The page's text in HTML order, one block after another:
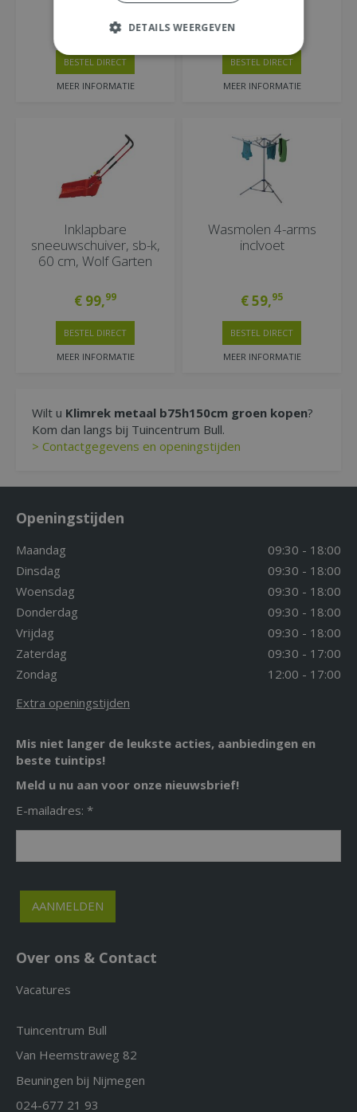
99
MEER INFORMATIE
BESTEL DIRECT
MEER INFORMATIE
BESTEL DIRECT
Inklapbare
sneeuwschuiver, sb-k,
60 cm, Wolf Garten
€ 99,99
MEER INFORMATIE
BESTEL DIRECT
Wasmolen 4-arms
inclvoet
€59,95
MEER INFORMATIE
BESTEL DIRECT
Wilt u Klimrek metaal b75h150cm groen kopen?
Kom dan langs bij Tuincentrum Bull.
> Contactgegevens en openingstijden
Openingstijden
Maandag
09:30 - 18:00
Dinsdag
09:30 - 18:00
Woensdag
09:30 - 18:00
Donderdag
09:30 - 18:00
Vrijdag
09:30 - 18:00
Zaterdag
09:30 - 17:00
Zondag
12:00 - 17:00
Extra openingstijden
Mis niet langer de leukste acties, aanbiedingen en
beste tuintips!
Meld u nu aan voor onze nieuwsbrief!
E-mailadres: *
Over ons & Contact
Vacatures
Tuincentrum Bull
Van Heemstraweg 82
Beuningen bij Nijmegen
024-677 21 93
DETAILS WEERGEVEN